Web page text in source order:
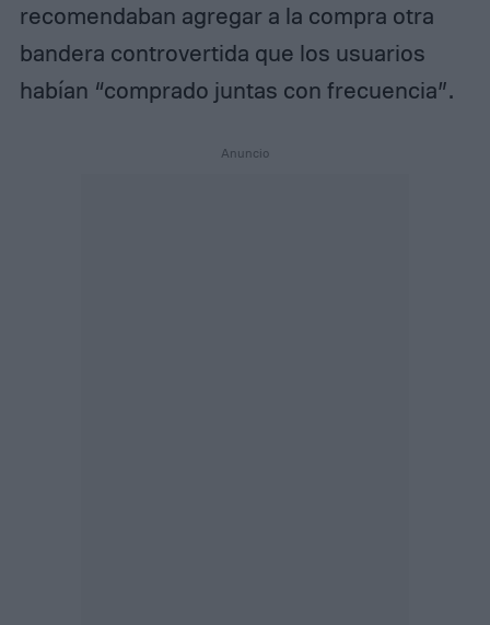
recomendaban agregar a la compra otra
bandera controvertida que los usuarios
habían “comprado juntas con frecuencia”.